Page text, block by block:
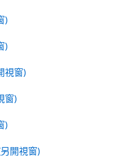
)
)
視窗)
窗)
)
開視窗)